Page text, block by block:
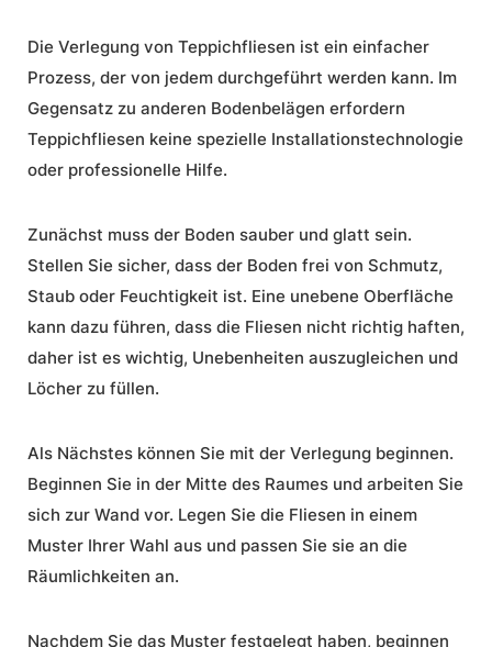
Die Verlegung von Teppichfliesen ist ein einfacher
Prozess, der von jedem durchgeführt werden kann. Im
Gegensatz zu anderen Bodenbelägen erfordern
Teppichfliesen keine spezielle Installationstechnologie
oder professionelle Hilfe.
Zunächst muss der Boden sauber und glatt sein.
Stellen Sie sicher, dass der Boden frei von Schmutz,
Staub oder Feuchtigkeit ist. Eine unebene Oberfläche
kann dazu führen, dass die Fliesen nicht richtig haften,
daher ist es wichtig, Unebenheiten auszugleichen und
Löcher zu füllen.
Als Nächstes können Sie mit der Verlegung beginnen.
Beginnen Sie in der Mitte des Raumes und arbeiten Sie
sich zur Wand vor. Legen Sie die Fliesen in einem
Muster Ihrer Wahl aus und passen Sie sie an die
Räumlichkeiten an.
Nachdem Sie das Muster festgelegt haben, beginnen